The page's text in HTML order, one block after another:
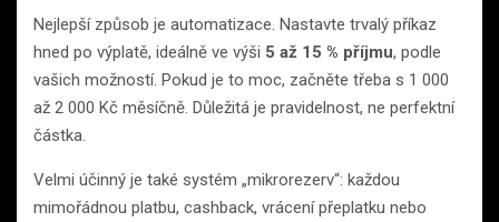
Nejlepší způsob je automatizace. Nastavte trvalý příkaz
hned po výplatě, ideálně ve výši 5 až 15 % příjmu, podle
vašich možností. Pokud je to moc, začněte třeba s 1 000
až 2 000 Kč měsíčně. Důležitá je pravidelnost, ne perfektní
částka.
Velmi účinný je také systém „mikrorezerv“: každou
mimořádnou platbu, cashback, vrácení přeplatku nebo